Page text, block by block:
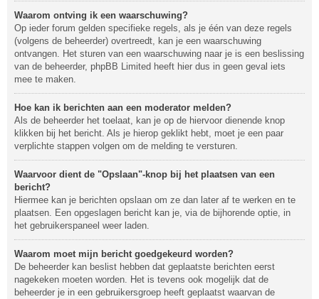
Waarom ontving ik een waarschuwing?
Op ieder forum gelden specifieke regels, als je één van deze regels
(volgens de beheerder) overtreedt, kan je een waarschuwing
ontvangen. Het sturen van een waarschuwing naar je is een beslissing
van de beheerder, phpBB Limited heeft hier dus in geen geval iets
mee te maken.
Hoe kan ik berichten aan een moderator melden?
Als de beheerder het toelaat, kan je op de hiervoor dienende knop
klikken bij het bericht. Als je hierop geklikt hebt, moet je een paar
verplichte stappen volgen om de melding te versturen.
Waarvoor dient de "Opslaan"-knop bij het plaatsen van een
bericht?
Hiermee kan je berichten opslaan om ze dan later af te werken en te
plaatsen. Een opgeslagen bericht kan je, via de bijhorende optie, in
het gebruikerspaneel weer laden.
Waarom moet mijn bericht goedgekeurd worden?
De beheerder kan beslist hebben dat geplaatste berichten eerst
nagekeken moeten worden. Het is tevens ook mogelijk dat de
beheerder je in een gebruikersgroep heeft geplaatst waarvan de